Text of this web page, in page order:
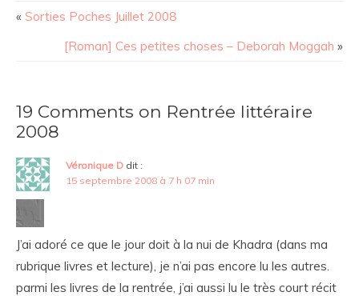
« Sorties Poches Juillet 2008
[Roman] Ces petites choses – Deborah Moggah »
19 Comments on Rentrée littéraire
2008
Véronique D dit :
15 septembre 2008 à 7 h 07 min
J’ai adoré ce que le jour doit à la nui de Khadra (dans ma
rubrique livres et lecture), je n’ai pas encore lu les autres.
parmi les livres de la rentrée, j’ai aussi lu le très court récit